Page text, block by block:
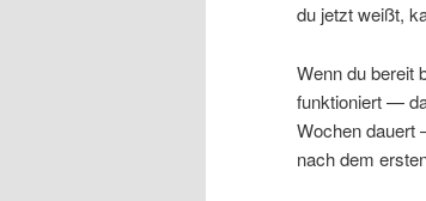
du jetzt weißt,
Wenn du bereit
funktioniert —
Wochen dauert
nach dem